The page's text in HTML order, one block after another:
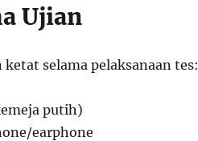
Ujian
selama pelaksanaan tes:
putih)
earphone